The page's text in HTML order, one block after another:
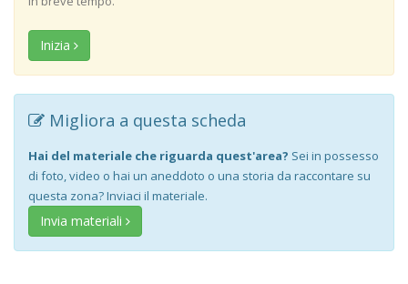
Inizia
Migliora a questa scheda
Hai del materiale che riguarda quest'area? Sei in possesso
di foto, video o hai un aneddoto o una storia da raccontare su
questa zona? Inviaci il materiale.
Invia materiali